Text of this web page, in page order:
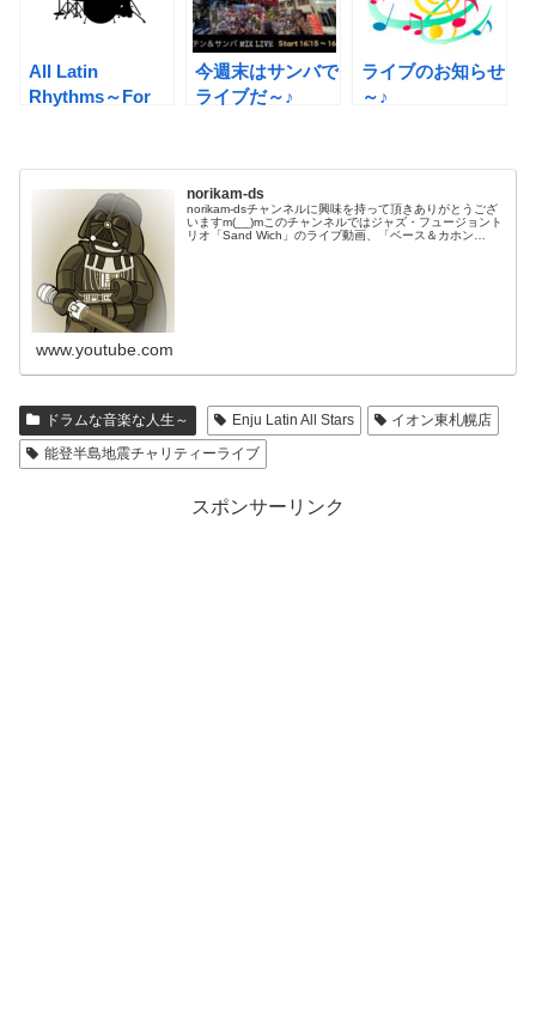
All Latin
Rhythms～For
今週末はサンバで
ライブだ～♪
ライブのお知らせ
～♪
norikam-ds
norikam-dsチャンネルに興味を持って頂きありがとうござ
いますm(__)mこのチャンネルではジャズ・フュージョント
リオ「Sand Wich」のライブ動画、「ベース＆カホン
www.youtube.com
ドラムな音楽な人生～ Enju Latin All Stars
イオン東札幌店
能登半島地震チャリティーライブ
スポンサーリンク